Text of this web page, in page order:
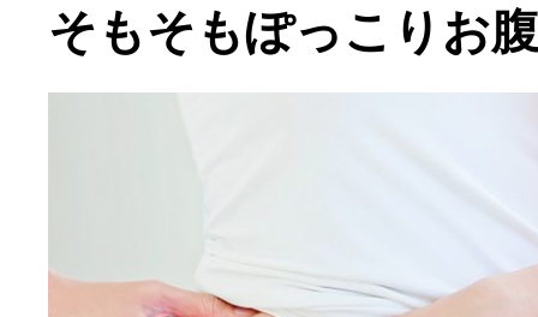
そもそもぽっこりお